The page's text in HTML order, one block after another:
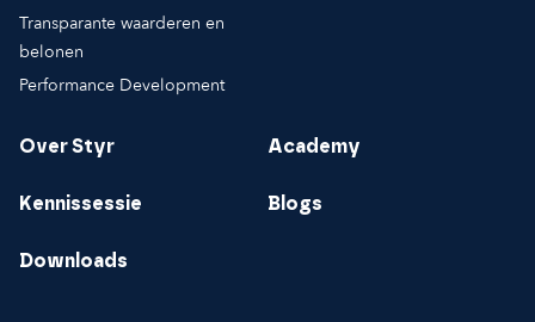
Transparante waarderen en
belonen
Performance Development
Over Styr Academy
Kennissessie Blogs
Downloads